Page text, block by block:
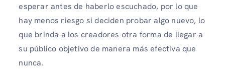
esperar antes de haberlo escuchado, por lo que
hay menos riesgo si deciden probar algo nuevo, lo
que brinda a los creadores otra forma de llegar a
su público objetivo de manera más efectiva que
nunca.